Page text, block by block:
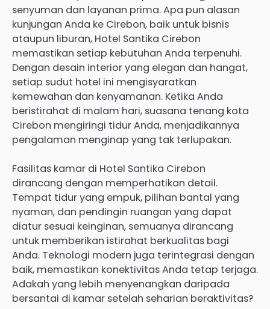
senyuman dan layanan prima. Apa pun alasan
kunjungan Anda ke Cirebon, baik untuk bisnis
ataupun liburan, Hotel Santika Cirebon
memastikan setiap kebutuhan Anda terpenuhi.
Dengan desain interior yang elegan dan hangat,
setiap sudut hotel ini mengisyaratkan
kemewahan dan kenyamanan. Ketika Anda
beristirahat di malam hari, suasana tenang kota
Cirebon mengiringi tidur Anda, menjadikannya
pengalaman menginap yang tak terlupakan.
Fasilitas kamar di Hotel Santika Cirebon
dirancang dengan memperhatikan detail.
Tempat tidur yang empuk, pilihan bantal yang
nyaman, dan pendingin ruangan yang dapat
diatur sesuai keinginan, semuanya dirancang
untuk memberikan istirahat berkualitas bagi
Anda. Teknologi modern juga terintegrasi dengan
baik, memastikan konektivitas Anda tetap terjaga.
Adakah yang lebih menyenangkan daripada
bersantai di kamar setelah seharian beraktivitas?